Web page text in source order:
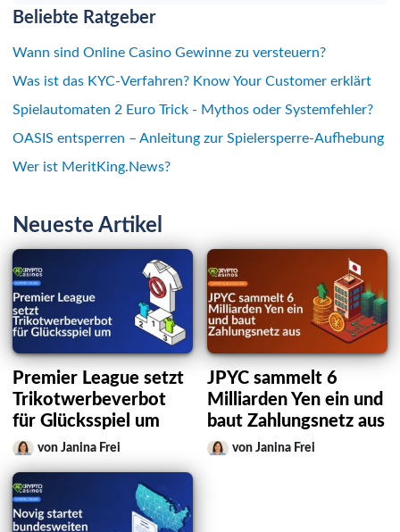
Beliebte Ratgeber
Wann sind Online Casino Gewinne zu versteuern?
Was ist das KYC-Verfahren? Know Your Customer erklärt
Spielautomaten 2 Euro Trick - Mythos oder Systemfehler?
OASIS entsperren – Anleitung zur Spielersperre-Aufhebung
Wer ist MeritKing.News?
Neueste Artikel
Premier League setzt
Trikotwerbeverbot
für Glücksspiel um
von Janina Frei
JPYC sammelt 6
Milliarden Yen ein und
baut Zahlungsnetz aus
von Janina Frei